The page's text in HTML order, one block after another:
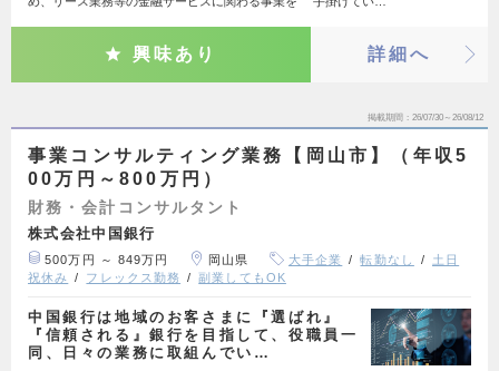
興味あり 詳細へ
掲載期間 26/07/30～26/08/12
事業コンサルティング業務【岡山市】（年収5
00万円～800万円）
財務・会計コンサルタント
株式会社中国銀行
500万円 ～ 849万円 岡山県 大手企業 転勤なし
土日
祝休み
フレックス勤務 副業してもOK
中国銀行は地域のお客さまに『選ばれ』
『信頼される』銀行を目指して、役職員一
同、日々の業務に取組んでい…